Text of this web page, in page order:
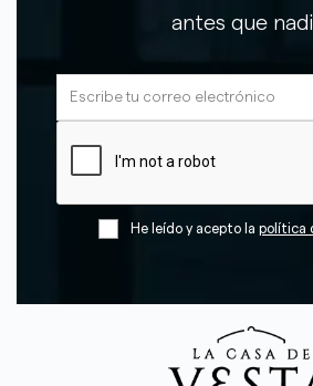
antes que
He leído y acepto la política